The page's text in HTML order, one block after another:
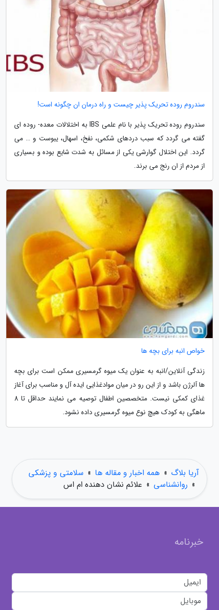
سندروم روده تحریک پذیر چیست و راه درمان ان چگونه است!
سندروم روده تحریک پذیر با نام علمی IBS به اختلالات معده- روده ای
گفته می گردد که سبب دردهای شکمی، نفخ، اسهال، یبوست و … می
گردد. این اختلال گوارشی یکی از مسائل به شدت شایع بوده و بسیاری
از مردم از ان رنج می برند.
خواص انبه برای بچه ها
زندگی آنلاین/انبه به عنوان یک میوه گرمسیری ممکن است برای بچه
ها آلرژن باشد و از این رو در میان موادغذایی ایده آل و مناسب برای آغاز
غذای کمکی نیست. متخصصین اطفال توصیه می نمایند حداقل تا 8
ماهگی به کودک هیچ نوع میوه گرمسیری داده نشود.
آریا بلاگ » همه اخبار و مقاله ها » سلامتی و پزشکی
» روانشناسی » علائم نشان دهنده ام اس
خبرنامه